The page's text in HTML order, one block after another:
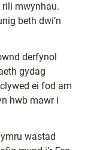
rili mwynhau.
beth dwi’n
derfynol
gydag
ei fod am
hwb mawr i
wastad